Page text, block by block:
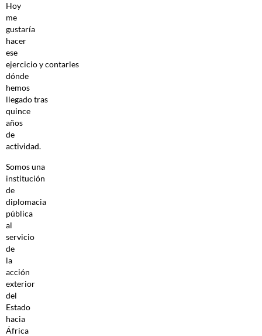
Hoy
me
gustaría
hacer
ese
ejercicio y contarles
dónde
hemos
llegado tras
quince
años
de
actividad.
Somos una
institución
de
diplomacia
pública
al
servicio
de
la
acción
exterior
del
Estado
hacia
África